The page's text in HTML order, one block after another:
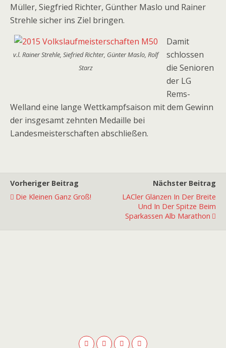
Müller, Siegfried Richter, Günther Maslo und Rainer
Strehle sicher ins Ziel bringen.
v.l. Rainer Strehle, Siefried Richter, Günter Maslo, Rolf
Starz
Damit
schlossen
die Senioren
der LG
Rems-
Welland eine lange Wettkampfsaison mit dem Gewinn
der insgesamt zehnten Medaille bei
Landesmeisterschaften abschließen.
Vorheriger Beitrag
Die Kleinen Ganz Groß!
Nächster Beitrag
LACler Glänzen In Der Breite
Und In Der Spitze Beim
Sparkassen Alb Marathon